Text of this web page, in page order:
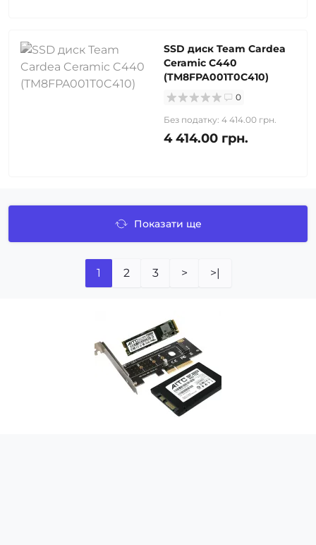
SSD диск Team Cardea
Ceramic C440
(TM8FPA001T0C410)
0
Без податку: 4 414.00 грн.
4 414.00 грн.
Показати ще
1 2 3 > >|